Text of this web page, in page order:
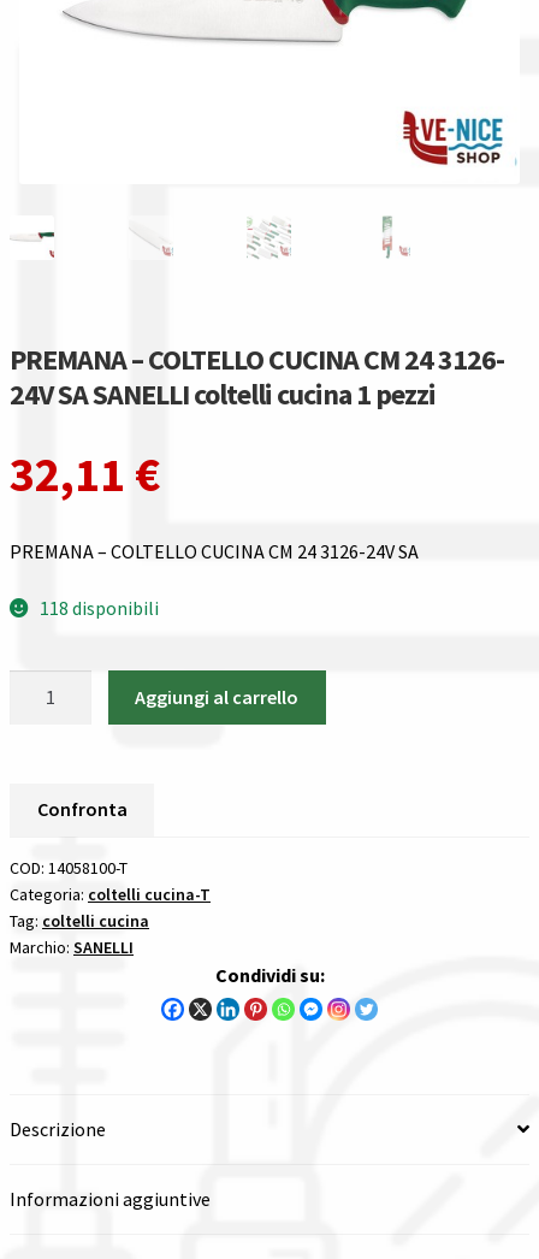
Acquisti in rete pubblica amministrazione
Diritto di recesso
Gestione resi
Pagamenti
Privacy policy
Confronta
Confronta
Riepilogo ordine
Spedizioni in europa
Spedizioni in italia
Tutte le categorie dei prodotti
Checkout
Il mio account
PREMANA – COLTELLO CUCINA CM 24 3126-
24V SA SANELLI coltelli cucina 1 pezzi
32,11 €
PREMANA – COLTELLO CUCINA CM 24 3126-24V SA
118 disponibili
3126-
24V
SA
SANELLI
Aggiungi al carrello
Confronta
COD: 14058100-T
Categoria: coltelli cucina-T
Tag: coltelli cucina
Marchio: SANELLI
Condividi su:
Descrizione
Informazioni aggiuntive